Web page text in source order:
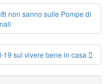
non sanno sulle Pompe di
19 sul vivere bene in casa